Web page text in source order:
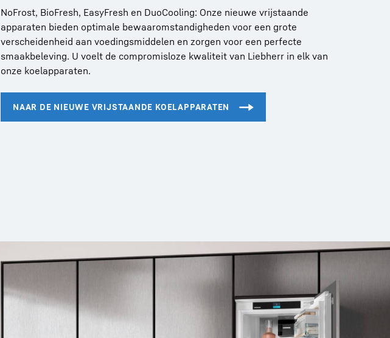
NoFrost, BioFresh, EasyFresh en DuoCooling: Onze nieuwe vrijstaande
apparaten bieden optimale bewaaromstandigheden voor een grote
verscheidenheid aan voedingsmiddelen en zorgen voor een perfecte
smaakbeleving. U voelt de compromisloze kwaliteit van Liebherr in elk van
onze koelapparaten.